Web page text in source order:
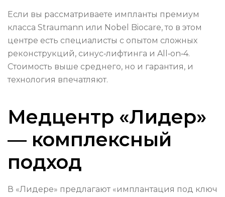
Если вы рассматриваете импланты премиум
класса Straumann или Nobel Biocare, то в этом
центре есть специалисты с опытом сложных
реконструкций, синус‑лифтинга и All‑on‑4.
Стоимость выше среднего, но и гарантия, и
технология впечатляют.
Медцентр «Лидер»
— комплексный
подход
В «Лидере» предлагают «имплантация под ключ